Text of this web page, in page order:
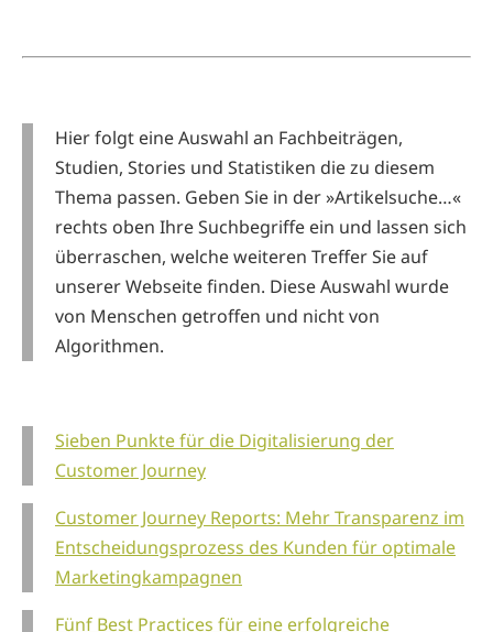
Hier folgt eine Auswahl an Fachbeiträgen,
Studien, Stories und Statistiken die zu diesem
Thema passen. Geben Sie in der »Artikelsuche…«
rechts oben Ihre Suchbegriffe ein und lassen sich
überraschen, welche weiteren Treffer Sie auf
unserer Webseite finden. Diese Auswahl wurde
von Menschen getroffen und nicht von
Algorithmen.
Sieben Punkte für die Digitalisierung der
Customer Journey
Customer Journey Reports: Mehr Transparenz im
Entscheidungsprozess des Kunden für optimale
Marketingkampagnen
Fünf Best Practices für eine erfolgreiche